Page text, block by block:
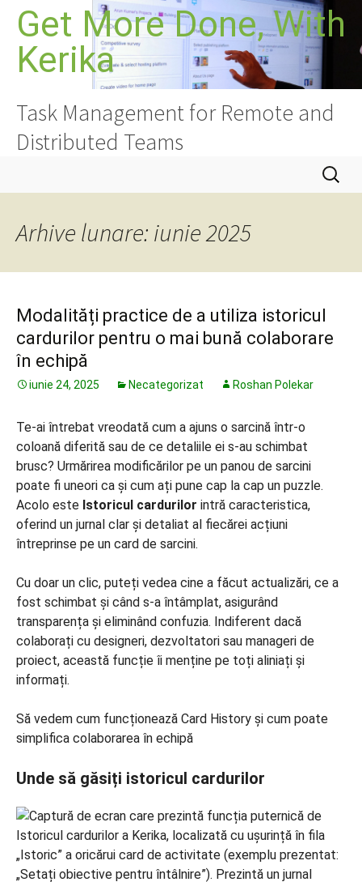
conținut
Get More Done, With
Kerika
Task Management for Remote and
Distributed Teams
Caută
după:
Arhive lunare: iunie 2025
Modalități practice de a utiliza istoricul
cardurilor pentru o mai bună colaborare
în echipă
iunie 24, 2025 Necategorizat Roshan Polekar
Te-ai întrebat vreodată cum a ajuns o sarcină într-o
coloană diferită sau de ce detaliile ei s-au schimbat
brusc? Urmărirea modificărilor pe un panou de sarcini
poate fi uneori ca și cum ați pune cap la cap un puzzle.
Acolo este Istoricul cardurilor intră caracteristica,
oferind un jurnal clar și detaliat al fiecărei acțiuni
întreprinse pe un card de sarcini.
Cu doar un clic, puteți vedea cine a făcut actualizări, ce a
fost schimbat și când s-a întâmplat, asigurând
transparența și eliminând confuzia. Indiferent dacă
colaborați cu designeri, dezvoltatori sau manageri de
proiect, această funcție îi menține pe toți aliniați și
informați.
Să vedem cum funcționează Card History și cum poate
simplifica colaborarea în echipă
Unde să găsiți istoricul cardurilor